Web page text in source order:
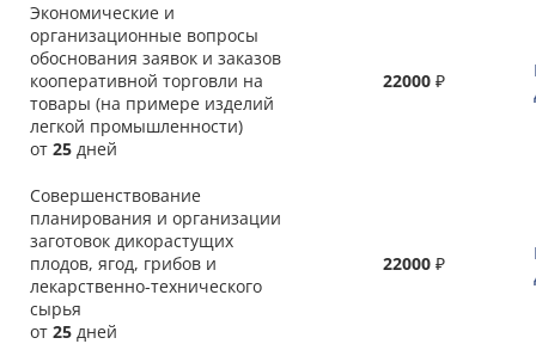
Экономические и
организационные вопросы
обоснования заявок и заказов
кооперативной торговли на
товары (на примере изделий
легкой промышленности)
от 25 дней
22000 ₽
Совершенствование
планирования и организации
заготовок дикорастущих
плодов, ягод, грибов и
лекарственно-технического
сырья
от 25 дней
22000 ₽